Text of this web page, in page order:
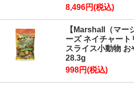
8,496円(税込)
【Marshall（マー
ーズ ネイチャート
スライス小動物 お
28.3g
998円(税込)